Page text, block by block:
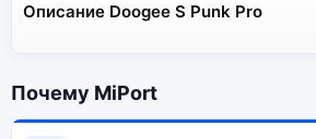
Описание Doogee S Punk Pro
Почему MiPort